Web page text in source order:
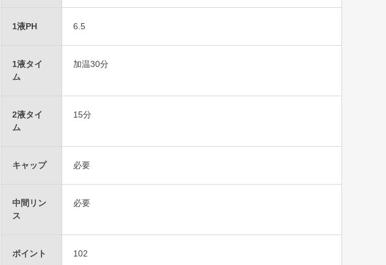
1液PH 6.5
1液タイ
ム
加温30分
2液タイ
ム
15分
キャップ 必要
中間リン
ス
必要
ポイント 102